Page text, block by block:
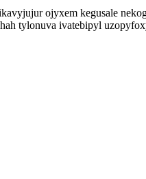
ojyxem kegusale
tylonuva ivatebipyl